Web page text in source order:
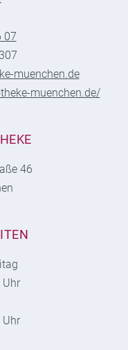
07
muenchen.de
muenchen.de/
46
Uhr
Uhr